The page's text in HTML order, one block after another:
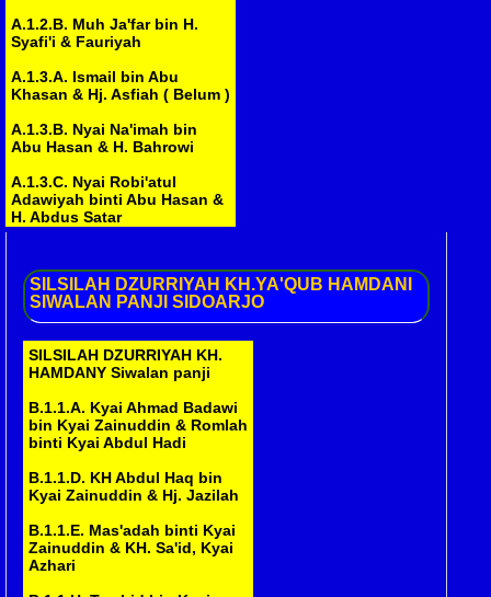
A.1.2.B. Muh Ja'far bin H.
Syafi'i & Fauriyah
A.1.3.A. Ismail bin Abu
Khasan & Hj. Asfiah ( Belum )
A.1.3.B. Nyai Na'imah bin
Abu Hasan & H. Bahrowi
A.1.3.C. Nyai Robi'atul
Adawiyah binti Abu Hasan &
H. Abdus Satar
Abu Hasan & Mashudi
A.2.1.A. Nyai Marhamah binti
Muniroh
A.2.1.B. Nyai Rohmah binti
Muniroh & ..........
A.3.1.A. H. Mansyur bin ........
( Belum )
Asmu'i & Nur Fatonah
& Siti Naimah
A.4.5.A. KH. Rifa'i bin H.
SILSILAH DZURRIYAH KH.YA'QUB HAMDANI
SIWALAN PANJI SIDOARJO
SILSILAH DZURRIYAH KH.
HAMDANY Siwalan panji
B.1.1.A. Kyai Ahmad Badawi
bin Kyai Zainuddin & Romlah
binti Kyai Abdul Hadi
B.1.1.D. KH Abdul Haq bin
Kyai Zainuddin & Hj. Jazilah
B.1.1.E. Mas'adah binti Kyai
Zainuddin & KH. Sa'id, Kyai
Azhari